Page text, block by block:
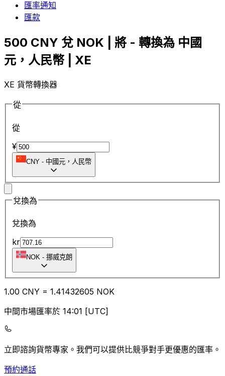
匯率通知
匯款
500 CNY 兌 NOK | 將 - 轉換為 中國
元，人民幣 | XE
XE 貨幣轉換器
從
從
¥
CNY - 中國元，人民幣
兌換為
兌換為
kr
NOK - 挪威克朗
1.00 CNY = 1.41432605 NOK
中間市場匯率於 14:01 [UTC]
立即諮詢貨幣專家。 我們可以提供比競爭對手更優惠的匯率。
預約通話